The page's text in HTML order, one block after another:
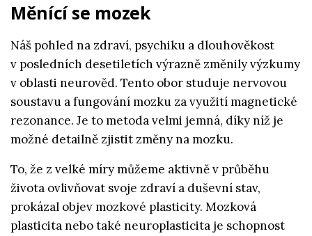
Měnící se mozek
Náš pohled na zdraví, psychiku a dlouhověkost
v posledních desetiletích výrazně změnily výzkumy
v oblasti neurověd. Tento obor studuje nervovou
soustavu a fungování mozku za využití magnetické
rezonance. Je to metoda velmi jemná, díky níž je
možné detailně zjistit změny na mozku.
To, že z velké míry můžeme aktivně v průběhu
života ovlivňovat svoje zdraví a duševní stav,
prokázal objev mozkové plasticity. Mozková
plasticita nebo také neuroplasticita je schopnost